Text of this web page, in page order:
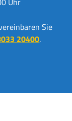
Sie
20400.